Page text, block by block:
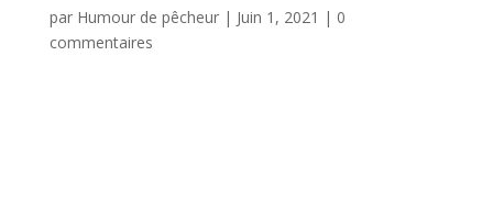
par Humour de pêcheur| Juin 1, 2021 | 0
commentaires